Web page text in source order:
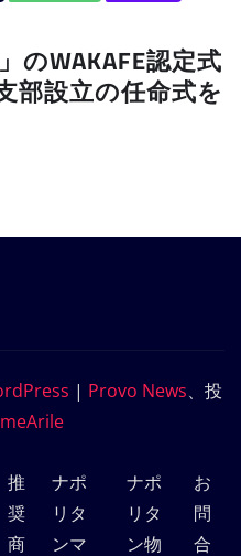
のWAKAFE認定式
部設立の任命式を
| Provo News、投
推
奨
商
ナポ
リタ
ンマ
ナポ
リタ
ン物
お
問
合